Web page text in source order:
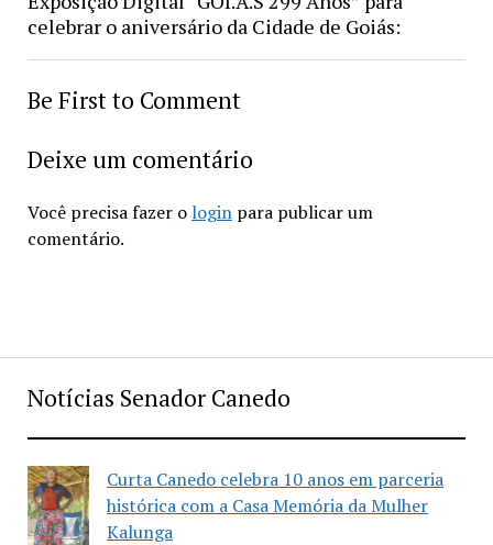
Notícias Senador Canedo
Curta Canedo celebra 10 anos em parceria
histórica com a Casa Memória da Mulher
Kalunga
celebrar o aniversário da Cidade de Goiás:
Be First to Comment
Deixe um comentário
Você precisa fazer o loginpara publicar um
comentário.